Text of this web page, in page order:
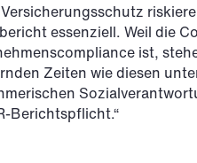
essenziell. Weil die
ist,
Zeiten wie diesen
Berichtspflicht.“